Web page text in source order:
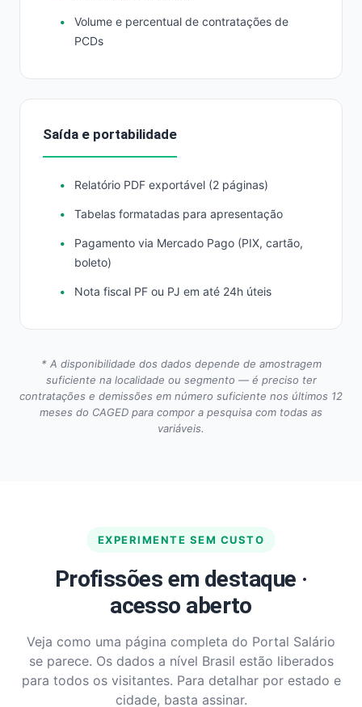
Volume e percentual de contratações de
PCDs
Saída e portabilidade
Relatório PDF exportável (2 páginas)
Tabelas formatadas para apresentação
Pagamento via Mercado Pago (PIX, cartão,
boleto)
Nota fiscal PF ou PJ em até 24h úteis
* A disponibilidade dos dados depende de amostragem
suficiente na localidade ou segmento — é preciso ter
contratações e demissões em número suficiente nos últimos 12
meses do CAGED para compor a pesquisa com todas as
variáveis.
EXPERIMENTE SEM CUSTO
Profissões em destaque ·
acesso aberto
Veja como uma página completa do Portal Salário
se parece. Os dados a nível Brasil estão liberados
para todos os visitantes. Para detalhar por estado e
cidade, basta assinar.